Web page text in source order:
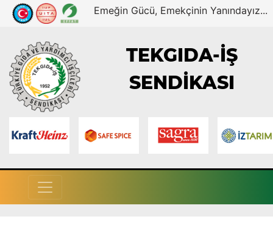
Emeğin Gücü, Emekçinin Yanındayız...
TEKGIDA-İŞ
SENDİKASI